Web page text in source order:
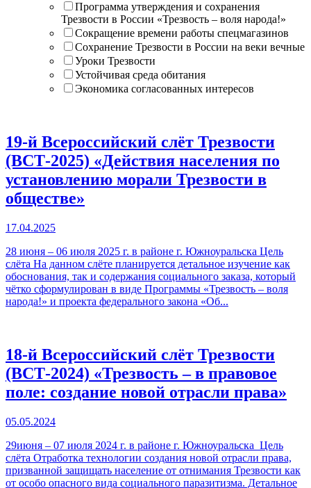
Программа утверждения и сохранения
Трезвости в России «Трезвость – воля народа!»
Сокращение времени работы спецмагазинов
Сохранение Трезвости в России на веки вечные
Уроки Трезвости
Устойчивая среда обитания
Экономика согласованных интересов
19-й Всероссийский слёт Трезвости
(ВСТ-2025) «Действия населения по
установлению морали Трезвости в
обществе»
17.04.2025
28 июня – 06 июля 2025 г. в районе г. Южноуральска Цель
слёта На данном слёте планируется детальное изучение как
обоснования, так и содержания социального заказа, который
чётко сформулирован в виде Программы «Трезвость – воля
народа!» и проекта федерального закона «Об...
18-й Всероссийский слёт Трезвости
(ВСТ-2024) «Трезвость – в правовое
поле: создание новой отрасли права»
05.05.2024
29июня – 07 июля 2024 г. в районе г. Южноуральска Цель
слёта Отработка технологии создания новой отрасли права,
призванной защищать население от отнимания Трезвости как
от особо опасного вида социального паразитизма. Детальное